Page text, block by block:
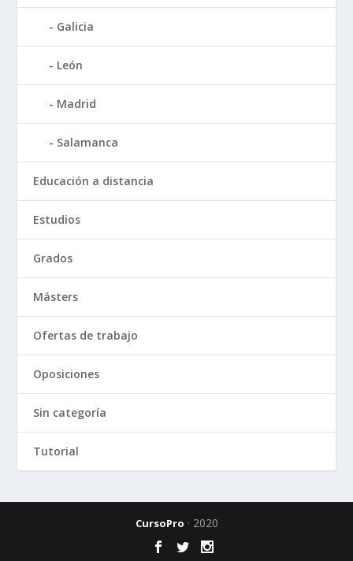
Galicia
León
Madrid
Salamanca
Educación a distancia
Estudios
Grados
Másters
Ofertas de trabajo
Oposiciones
Sin categoría
Tutorial
CursoPro · 2020